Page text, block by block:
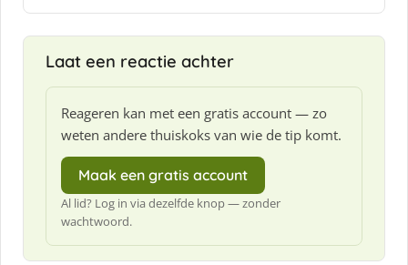
:
Laat een reactie achter
Reageren kan met een gratis account — zo
weten andere thuiskoks van wie de tip komt.
Maak een gratis account
Al lid? Log in via dezelfde knop — zonder
wachtwoord.